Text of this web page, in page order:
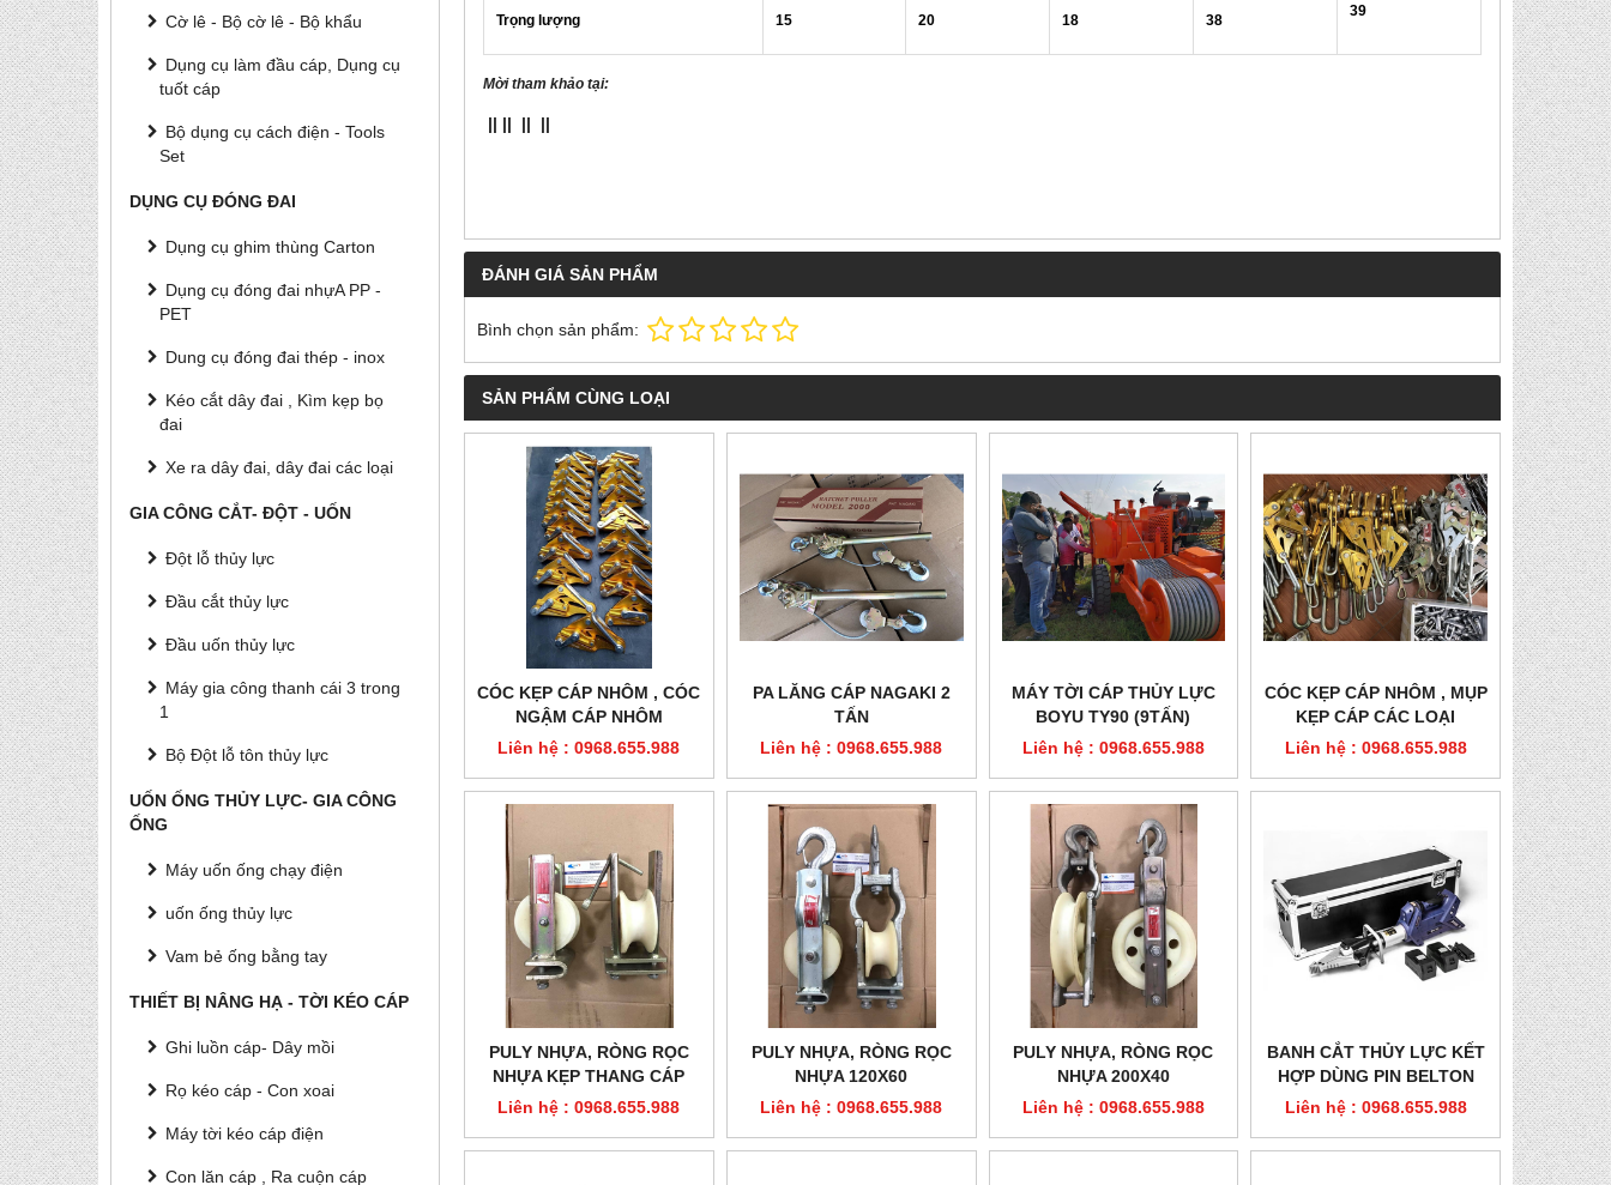
Cờ lê - Bộ cờ lê - Bộ khẩu
Dụng cụ làm đầu cáp, Dụng cụ
tuốt cáp
Bộ dụng cụ cách điện - Tools
Set
DỤNG CỤ ĐÓNG ĐAI
Dụng cụ ghim thùng Carton
Dụng cụ đóng đai nhựA PP -
PET
Dung cụ đóng đai thép - inox
Kéo cắt dây đai , Kìm kẹp bọ
đai
Xe ra dây đai, dây đai các loại
GIA CÔNG CẮT- ĐỘT - UỐN
Đột lỗ thủy lực
Đầu cắt thủy lực
Đầu uốn thủy lực
Máy gia công thanh cái 3 trong
1
Bộ Đột lỗ tôn thủy lực
UỐN ỐNG THỦY LỰC- GIA CÔNG
ỐNG
Máy uốn ống chạy điện
uốn ống thủy lực
Vam bẻ ống bằng tay
THIẾT BỊ NÂNG HẠ - TỜI KÉO CÁP
Ghi luồn cáp- Dây mồi
Rọ kéo cáp - Con xoai
Máy tời kéo cáp điện
Con lăn cáp , Ra cuộn cáp
Trọng lượng 15 20 18 38
39
Mời tham khảo tại:
|| || || ||
ĐÁNH GIÁ SẢN PHẨM
Bình chọn sản phẩm:
SẢN PHẨM CÙNG LOẠI
CÓC KẸP CÁP NHÔM , CÓC
NGẬM CÁP NHÔM
Liên hệ : 0968.655.988
PA LĂNG CÁP NAGAKI 2
TẤN
Liên hệ : 0968.655.988
MÁY TỜI CÁP THỦY LỰC
BOYU TY90 (9TẤN)
Liên hệ : 0968.655.988
CÓC KẸP CÁP NHÔM , MỤP
KẸP CÁP CÁC LOẠI
Liên hệ : 0968.655.988
PULY NHỰA, RÒNG RỌC
NHỰA KẸP THANG CÁP
120X60
Liên hệ : 0968.655.988
PULY NHỰA, RÒNG RỌC
NHỰA 120X60
Liên hệ : 0968.655.988
PULY NHỰA, RÒNG RỌC
NHỰA 200X40
Liên hệ : 0968.655.988
BANH CẮT THỦY LỰC KẾT
HỢP DÙNG PIN BELTON
SC357-E
Liên hệ : 0968.655.988